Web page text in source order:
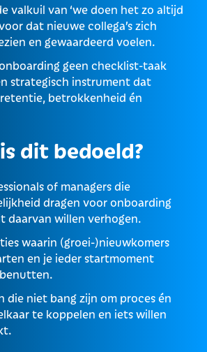
valkuil van ‘we doen het zo altijd
dat nieuwe collega’s zich
en gewaardeerd voelen.
geen checklist-taak
strategisch instrument dat
betrokkenheid én
dit bedoeld?
of managers die
dragen voor onboarding
daarvan willen verhogen.
waarin (groei-)nieuwkomers
en je ieder startmoment
die niet bang zijn om proces én
te koppelen en iets willen